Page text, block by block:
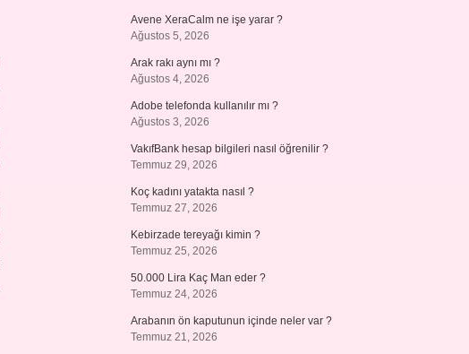
Avene XeraCalm ne işe yarar ?
Ağustos 5, 2026
Arak rakı aynı mı ?
Ağustos 4, 2026
Adobe telefonda kullanılır mı ?
Ağustos 3, 2026
VakıfBank hesap bilgileri nasıl öğrenilir ?
Temmuz 29, 2026
Koç kadını yatakta nasıl ?
Temmuz 27, 2026
Kebirzade tereyağı kimin ?
Temmuz 25, 2026
50.000 Lira Kaç Man eder ?
Temmuz 24, 2026
Arabanın ön kaputunun içinde neler var ?
Temmuz 21, 2026